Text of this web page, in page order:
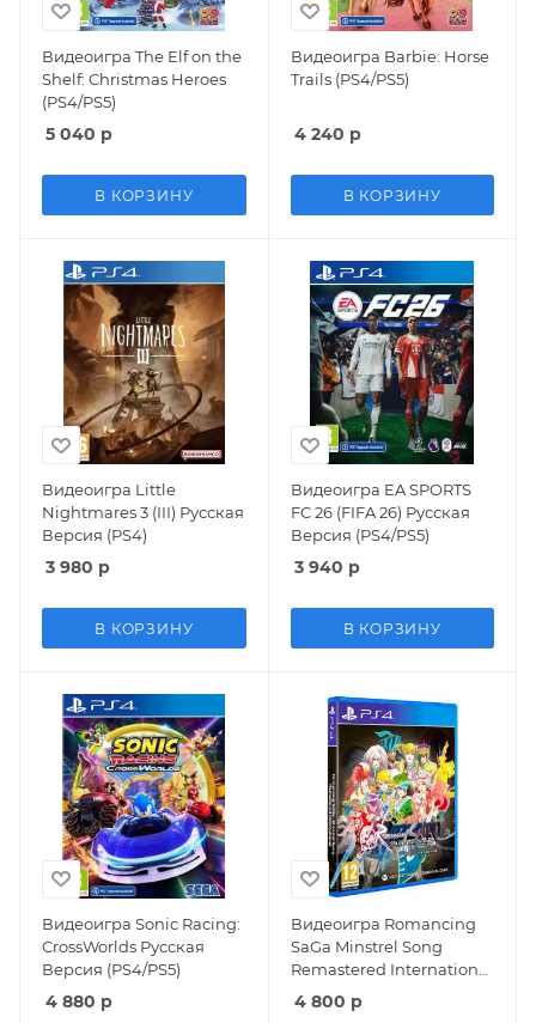
Видеоигра The Elf on the
Shelf: Christmas Heroes
(PS4/PS5)
5 040 р
В КОРЗИНУ
Видеоигра Barbie: Horse
Trails (PS4/PS5)
4 240 р
В КОРЗИНУ
Видеоигра Little
Nightmares 3 (III) Русская
Версия (PS4)
3 980 р
В КОРЗИНУ
Видеоигра EA SPORTS
FC 26 (FIFA 26) Русская
Версия (PS4/PS5)
3 940 р
В КОРЗИНУ
Видеоигра Sonic Racing:
CrossWorlds Русская
Версия (PS4/PS5)
4 880 р
Видеоигра Romancing
SaGa Minstrel Song
Remastered International
(PS4)
4 800 р